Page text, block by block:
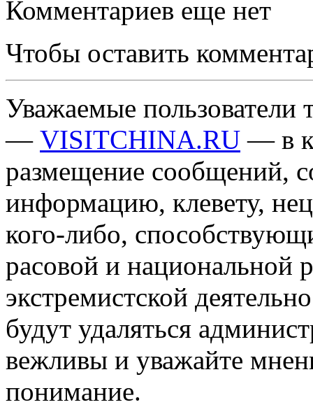
Комментариев еще нет
Чтобы оставить
Уважаемые пользователи
— VISITCHINA.RU — в
размещение сообщений,
информацию, клевету,
кого-либо,
расовой и национальной
экстремистской
будут удаляться
вежливы и уважайте
понимание.